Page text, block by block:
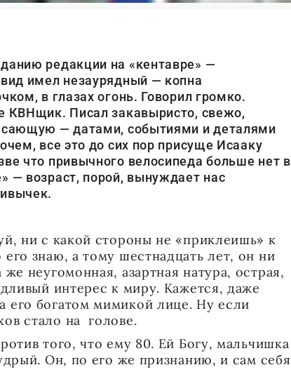
редакции на «кентавре» —
имел незаурядный — копна
в глазах огонь. Говорил громко.
КВНщик. Писал закавыристо, свежо,
— датами, событиями и деталями
все это до сих пор присуще Исааку
что привычного велосипеда больше нет в
— возраст, порой, вынуждает нас
ни с какой стороны не «приклеишь» к
знаю, а тому шестнадцать лет, он ни
неугомонная, азартная натура, острая,
интерес к миру. Кажется, даже
его богатом мимикой лице. Ну если
стало на голове.
того, что ему 80. Ей Богу, мальчишка
Он, по его же признанию, и сам себя